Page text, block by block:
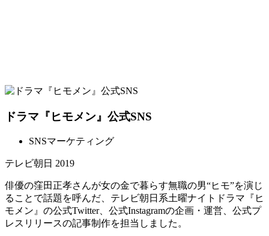
ドラマ『ヒモメン』公式SNS
SNSマーケティング
テレビ朝日 2019
俳優の窪田正孝さんが女の金で暮らす無職の男“ヒモ”を演じ
ることで話題を呼んだ、テレビ朝日系土曜ナイトドラマ『ヒ
モメン』の公式Twitter、公式Instagramの企画・運営、公式プ
レスリリースの記事制作を担当しました。